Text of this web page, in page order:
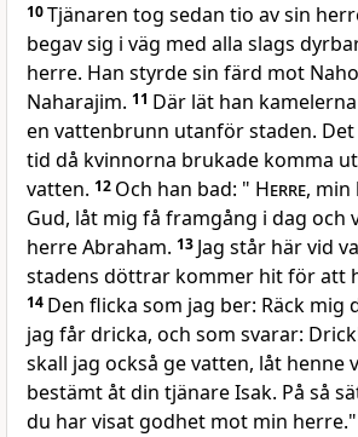
10Tjänaren tog sedan tio av sin
begav sig i väg med alla slags
herre. Han styrde sin färd mot
Naharajim. 11 Där lät han
en vattenbrunn utanför staden. Det
tid då kvinnorna brukade komma
vatten. 12 Och han bad: " Herre, min
Gud, låt mig få framgång i dag och
herre Abraham. 13 Jag står här vid
stadens döttrar kommer hit för att
14 Den flicka som jag ber: Räck mig
jag får dricka, och som svarar:
skall jag också ge vatten, låt henne
bestämt åt din tjänare Isak. På så
du har visat godhet mot min herre."